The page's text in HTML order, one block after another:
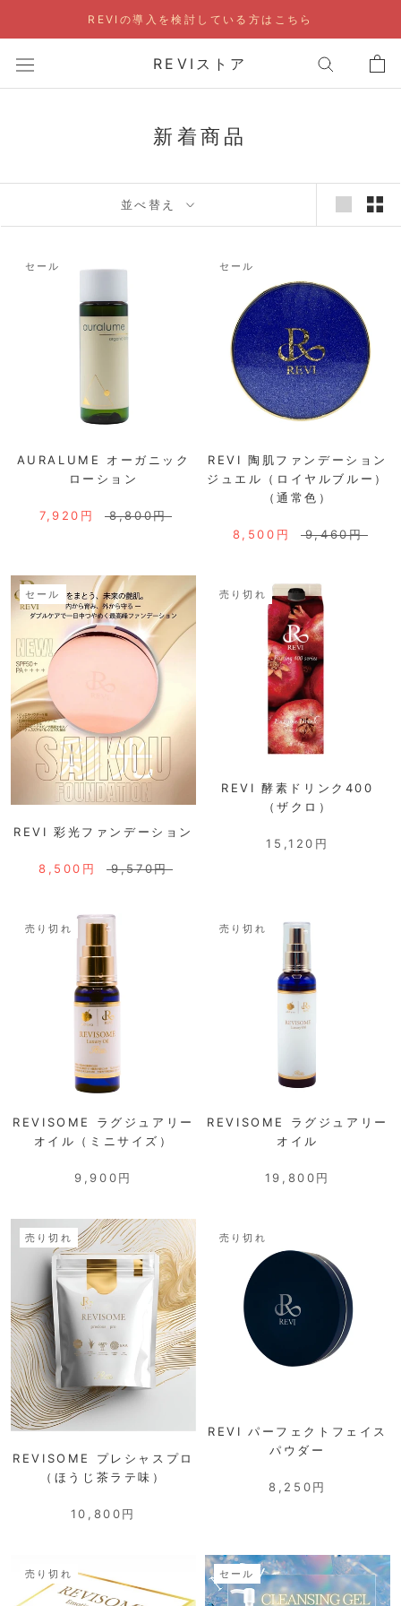
キ
REVIの導入を検討している方はこちら
REVIストア
新着商品
並べ替え
セール
AURALUME オーガニック
ローション
7,920円 8,800円
セール
REVI 陶肌ファンデーション
ジュエル（ロイヤルブルー）
（通常色）
8,500円 9,460円
セール
REVI 彩光ファンデーション
8,500円 9,570円
売り切れ
REVI 酵素ドリンク400
（ザクロ）
15,120円
売り切れ
REVISOME ラグジュアリー
オイル（ミニサイズ）
9,900円
売り切れ
REVISOME ラグジュアリー
オイル
19,800円
売り切れ
REVISOME プレシャスプロ
（ほうじ茶ラテ味）
10,800円
売り切れ
REVI パーフェクトフェイス
パウダー
8,250円
売り切れ セール